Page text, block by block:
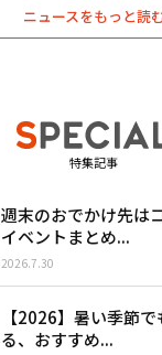
ニュースをもっと読
特集記事
週末のおでかけ先は
イベントまとめ...
2026.7.30
【2026】暑い季節
る、おすすめ...